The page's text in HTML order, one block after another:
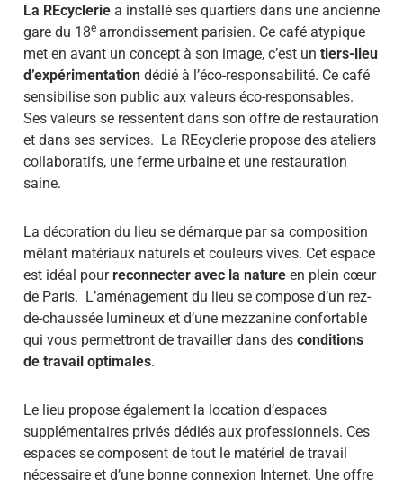
La REcyclerie a installé ses quartiers dans une ancienne
gare du 18e arrondissement parisien. Ce café atypique
met en avant un concept à son image, c’est un tiers-lieu
d’expérimentation dédié à l’éco-responsabilité. Ce café
sensibilise son public aux valeurs éco-responsables.
Ses valeurs se ressentent dans son offre de restauration
et dans ses services. La REcyclerie propose des ateliers
collaboratifs, une ferme urbaine et une restauration
saine.
La décoration du lieu se démarque par sa composition
mêlant matériaux naturels et couleurs vives. Cet espace
est idéal pourreconnecter avec la nature en plein cœur
de Paris. L’aménagement du lieu se compose d’un rez-
de-chaussée lumineux et d’une mezzanine confortable
qui vous permettront de travailler dans des conditions
de travail optimales.
Le lieu propose également la location d’espaces
supplémentaires privés dédiés aux professionnels. Ces
espaces se composent de tout le matériel de travail
nécessaire et d’une bonne connexion Internet. Une offre